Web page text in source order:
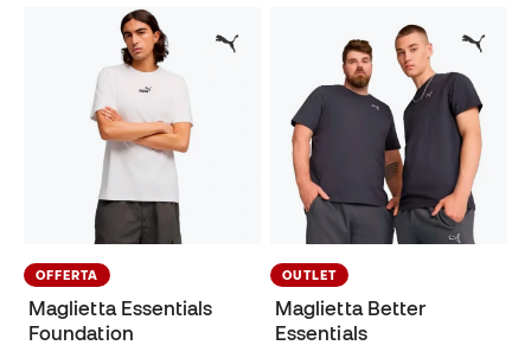
OFFERTA
Maglietta Essentials
Foundation
OUTLET
Maglietta Better
Essentials